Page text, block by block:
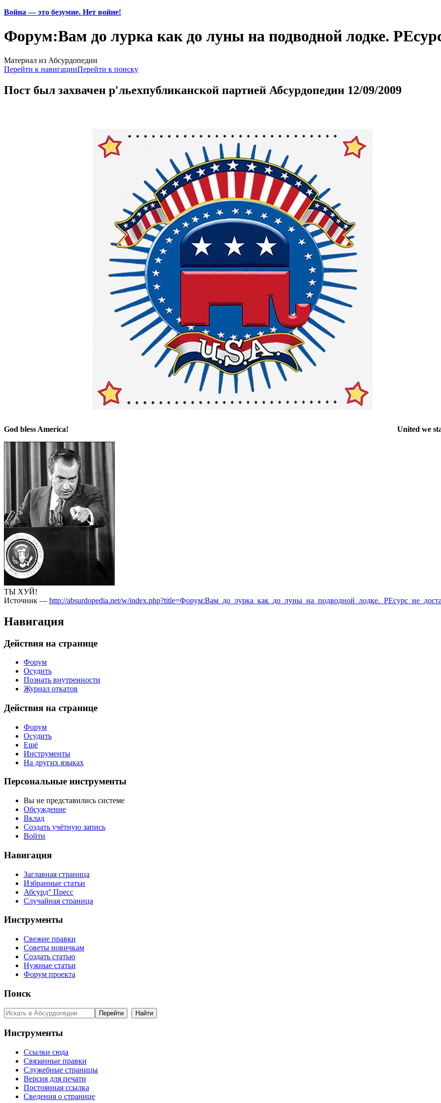
Война — это безумие. Нет войне!
Форум:Вам до лурка как до луны на подводной лодке.
Материал из Абсурдопедии
Перейти к навигацииПерейти к поиску
Пост был захвачен р'льехпубликанской партией Абсурдопедии 12/09/2009
God bless America! United we
ТЫ ХУЙ!
Источник — http://absurdopedia.net/w/
Навигация
Действия на странице
Форум
Осудить
Познать внутренности
Журнал откатов
Действия на странице
Форум
Осудить
Ещё
Инструменты
На других языках
Персональные инструменты
Вы не представились системе
Обсуждение
Вклад
Создать учётную запись
Войти
Навигация
Заглавная страница
Избранные статьи
Абсурд° Пресс
Случайная страница
Инструменты
Свежие правки
Советы новичкам
Создать статью
Нужные статьи
Форум проекта
Поиск
Инструменты
Ссылки сюда
Связанные правки
Служебные страницы
Версия для печати
Постоянная ссылка
Сведения о странице